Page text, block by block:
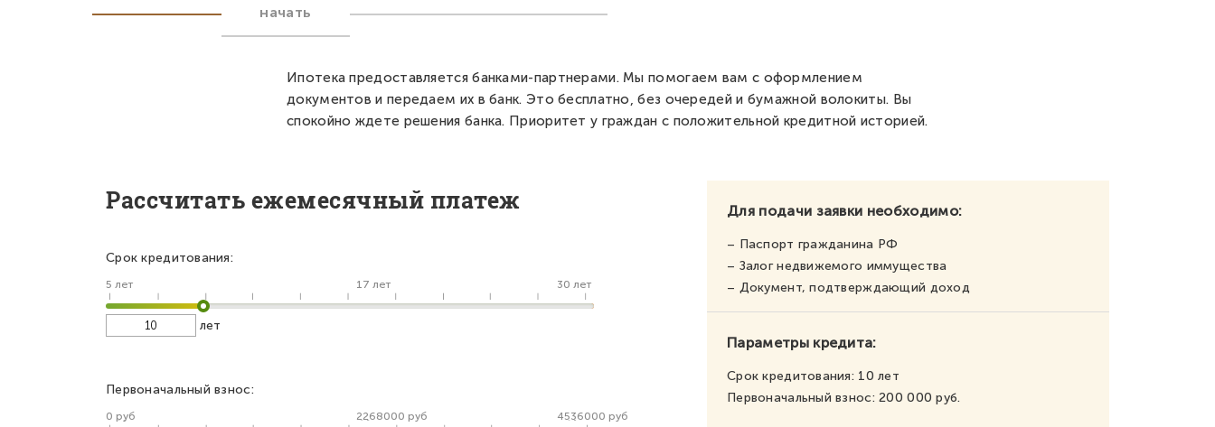
начать
Ипотека предоставляется банками-партнерами. Мы помогаем вам с оформлением
документов и передаем их в банк. Это бесплатно, без очередей и бумажной волокиты. Вы
спокойно ждете решения банка. Приоритет у граждан с положительной кредитной историей.
Рассчитать ежемесячный платеж
Срок кредитования:
5 лет 17 лет 30 лет
лет
Первоначальный взнос:
0 руб 2268000 руб 4536000 руб
Для подачи заявки необходимо:
– Паспорт гражданина РФ
– Залог недвижемого иммущества
– Документ, подтверждающий доход
Параметры кредита:
Срок кредитования: 10 лет
Первоначальный взнос: 200 000 руб.